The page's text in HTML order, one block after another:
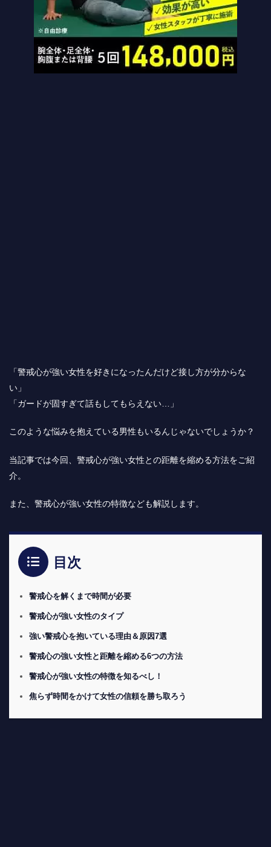
「警戒心が強い女性を好きになったんだけど接し方が分からな
い」
「ガードが固すぎて話もしてもらえない…」
このような悩みを抱えている男性もいるんじゃないでしょうか？
当記事では今回、警戒心が強い女性との距離を縮める方法をご紹
介。
また、警戒心が強い女性の特徴なども解説します。
目次
警戒心を解くまで時間が必要
警戒心が強い女性のタイプ
強い警戒心を抱いている理由＆原因7選
警戒心の強い女性と距離を縮める6つの方法
警戒心が強い女性の特徴を知るべし！
焦らず時間をかけて女性の信頼を勝ち取ろう